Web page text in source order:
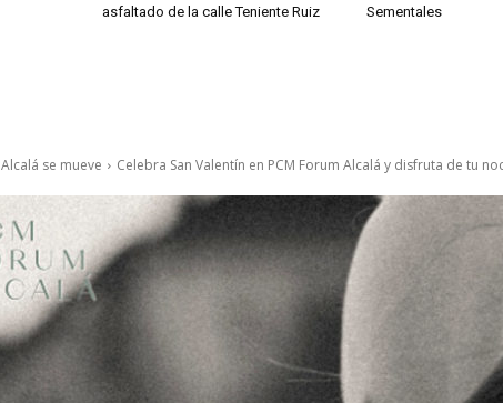
asfaltado de la calle Teniente Ruiz
Sementales